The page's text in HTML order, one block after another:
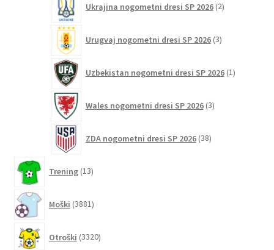
Ukrajina nogometni dresi SP 2026 2izdelka
Urugvaj nogometni dresi SP 2026 3izdelki
Uzbekistan nogometni dresi SP 2026 1izdelek
Wales nogometni dresi SP 2026 3izdelki
ZDA nogometni dresi SP 2026 38izdelkov
Trening 13izdelkov
Moški 3881izdelkov
Otroški 3320izdelkov